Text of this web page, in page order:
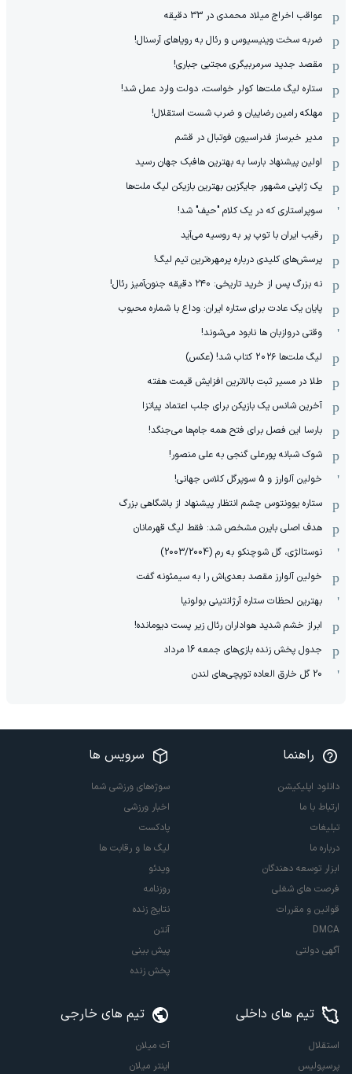
عواقب اخراج میلاد محمدی در 33 دقیقه
ضربه سخت وینیسیوس و رئال به رویاهای آرسنال!
مقصد جدید سرمربیگری مجتبی جباری!
ستاره لیگ ملت‌ها کولر خواست، دولت وارد عمل شد!
مهلکه رامین رضاییان و ضرب شست استقلال!
مدیر خبرساز فدراسیون فوتبال در قشم
اولین پیشنهاد بارسا به بهترین هافبک جهان رسید
یک ژاپنی مشهور جایگزین بهترین بازیکن لیگ ملت‌ها
سوپراستاری که در یک کلام "حیف" شد!
رقیب ایران با توپ پر به روسیه می‌آید
پرسش‌های کلیدی درباره پرمهره‌ترین تیم لیگ!
نه بزرگ پس از خرید تاریخی: ۲۴۰ دقیقه جنون‌آمیز رئال!
پایان یک عادت برای ستاره ایران: وداع با شماره محبوب
وقتی دروازبان ها نابود می‌شوند!
لیگ ملت‌ها ٢٠٢۶ کتاب شد! (عکس)
طلا در مسیر ثبت بالاترین افزایش قیمت هفته
آخرین شانس یک بازیکن برای جلب اعتماد پیاتزا
بارسا این فصل برای فتح همه جام‌ها می‌جنگد!
شوک شبانه پورعلی گنجی به علی منصور!
خولین آلوارز و 5 سوپرگل کلاس جهانی!
ستاره یوونتوس چشم انتظار پیشنهاد از باشگاهی بزرگ
هدف اصلی بایرن مشخص شد: فقط لیگ قهرمانان
نوستالژی، گل شوچنکو به رم (2003/2004)
خولین آلوارز مقصد بعدی‌اش را به سیمئونه گفت
بهترین لحظات ستاره آرژانتینی بولونیا
ابراز خشم شدید هواداران رئال زیر پست دیومانده!
جدول پخش زنده بازی‌های جمعه 16 مرداد
20 گل خارق العاده توپچی‌های لندن
راهنما
دانلود اپلیکیشن
ارتباط با ما
تبلیغات
درباره ما
ابزار توسعه دهندگان
فرصت های شغلی
قوانین و مقررات
DMCA
آگهی دولتی
سرویس ها
سوژه‌های ورزشی شما
اخبار ورزشی
پادکست
لیگ ها و رقابت ها
ویدئو
روزنامه
نتایج زنده
آنتن
پیش بینی
پخش زنده
تیم های داخلی
استقلال
پرسپولیس
تیم های خارجی
آث میلان
اینتر میلان